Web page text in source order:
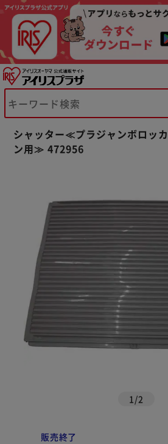
シャッター≪プラジャンボロッ
ン用≫ 472956
1 /2
販売終了
※ご確認ください
カートに入れる